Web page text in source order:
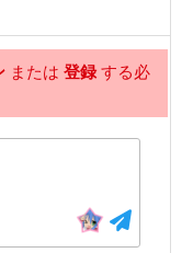
または 登録する必